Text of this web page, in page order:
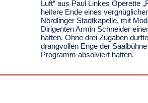
Luft“ aus Paul Linkes Operette
heitere Ende eines
Nördlinger Stadtkapelle, mit
Dirigenten Armin Schneider
hatten. Ohne drei Zugaben
drangvollen Enge der
Programm absolviert hatten.